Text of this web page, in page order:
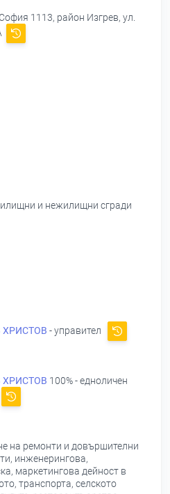
1113, район Изгрев, ул.
и нежилищни сгради
- управител
100% - едноличен
на ремонти и довършителни
инженерингова,
маркетингова дейност в
транспорта, селското